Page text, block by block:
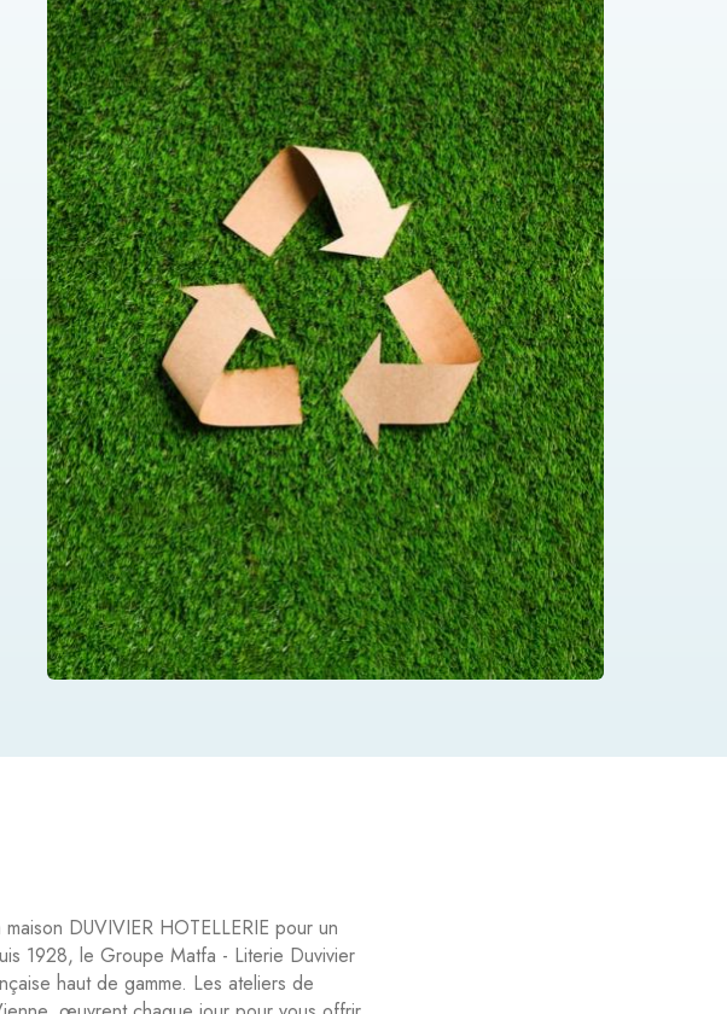
DUVIVIER HOTELLERIE pour un
1928, le Groupe Matfa - Literie Duvivier
haut de gamme. Les ateliers de